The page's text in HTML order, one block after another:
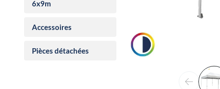
6x9m
Accessoires
Pièces détachées
Précédent